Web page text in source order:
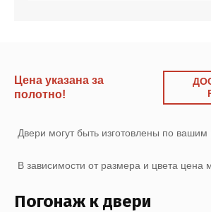
Цена указана за
полотно!
Двери могут быть изготовлены по
В зависимости от размера и цвета цена
Погонаж к двери